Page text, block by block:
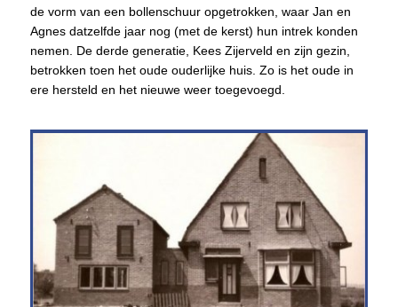
de vorm van een bollenschuur opgetrokken, waar Jan en
Agnes datzelfde jaar nog (met de kerst) hun intrek konden
nemen. De derde generatie, Kees Zijerveld en zijn gezin,
betrokken toen het oude ouderlijke huis. Zo is het oude in
ere hersteld en het nieuwe weer toegevoegd.